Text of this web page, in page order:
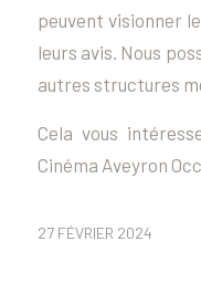
peuvent visionner
leurs avis. Nous
autres structures
Cela vous
Cinéma Aveyron
27 FÉVRIER 2024